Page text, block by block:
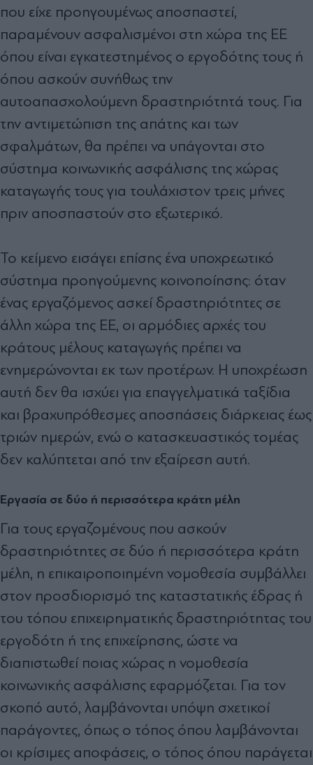
που είχε προηγουμένως αποσπαστεί,
παραμένουν ασφαλισμένοι στη χώρα της ΕΕ
όπου είναι εγκατεστημένος ο εργοδότης τους ή
όπου ασκούν συνήθως την
αυτοαπασχολούμενη δραστηριότητά τους. Για
την αντιμετώπιση της απάτης και των
σφαλμάτων, θα πρέπει να υπάγονται στο
σύστημα κοινωνικής ασφάλισης της χώρας
καταγωγής τους για τουλάχιστον τρεις μήνες
πριν αποσπαστούν στο εξωτερικό.
Το κείμενο εισάγει επίσης ένα υποχρεωτικό
σύστημα προηγούμενης κοινοποίησης: όταν
ένας εργαζόμενος ασκεί δραστηριότητες σε
άλλη χώρα της ΕΕ, οι αρμόδιες αρχές του
κράτους μέλους καταγωγής πρέπει να
ενημερώνονται εκ των προτέρων. Η υποχρέωση
αυτή δεν θα ισχύει για επαγγελματικά ταξίδια
και βραχυπρόθεσμες αποσπάσεις διάρκειας έως
τριών ημερών, ενώ ο κατασκευαστικός τομέας
δεν καλύπτεται από την εξαίρεση αυτή.
Εργασία σε δύο ή περισσότερα κράτη μέλη
Για τους εργαζομένους που ασκούν
δραστηριότητες σε δύο ή περισσότερα κράτη
μέλη, η επικαιροποιημένη νομοθεσία συμβάλλει
στον προσδιορισμό της καταστατικής έδρας ή
του τόπου επιχειρηματικής δραστηριότητας του
εργοδότη ή της επιχείρησης, ώστε να
διαπιστωθεί ποιας χώρας η νομοθεσία
κοινωνικής ασφάλισης εφαρμόζεται. Για τον
σκοπό αυτό, λαμβάνονται υπόψη σχετικοί
παράγοντες, όπως ο τόπος όπου λαμβάνονται
οι κρίσιμες αποφάσεις, ο τόπος όπου παράγεται